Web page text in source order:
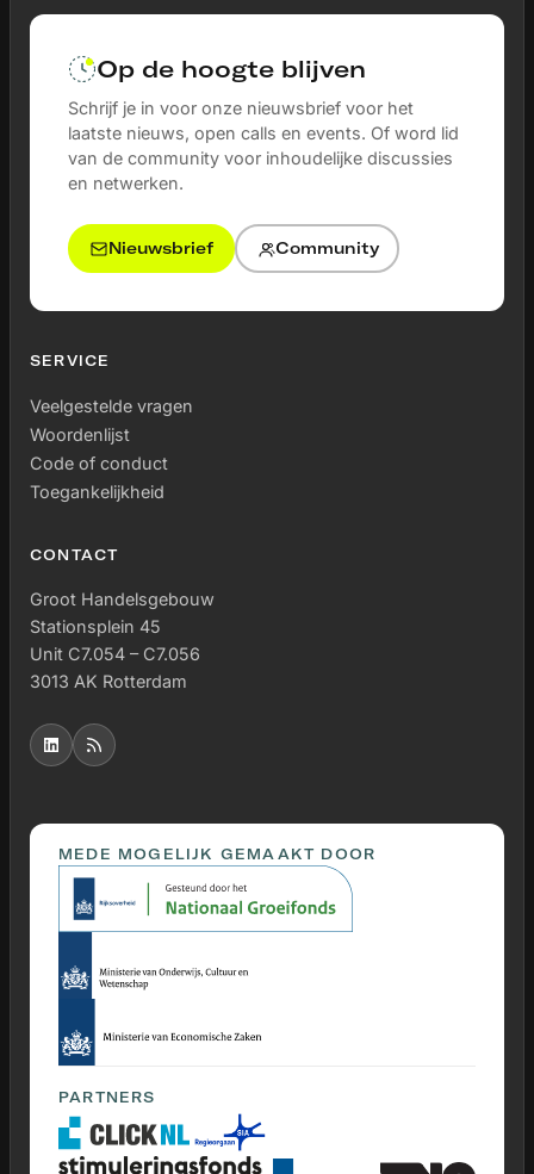
Op de hoogte blijven
Schrijf je in voor onze nieuwsbrief voor het
laatste nieuws, open calls en events. Of word lid
van de community voor inhoudelijke discussies
en netwerken.
Nieuwsbrief Community
SERVICE
Veelgestelde vragen
Woordenlijst
Code of conduct
Toegankelijkheid
CONTACT
Groot Handelsgebouw
Stationsplein 45
Unit C7.054 – C7.056
3013 AK Rotterdam
MEDE MOGELIJK GEMAAKT DOOR
PARTNERS